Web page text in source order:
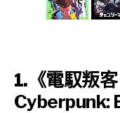
1. 《電馭叛
Cyberpunk: